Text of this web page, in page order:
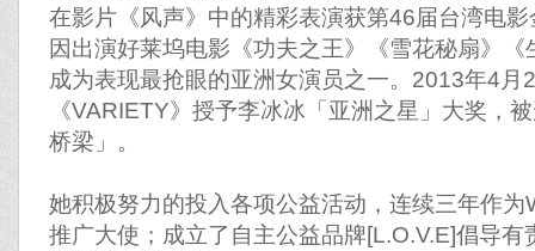
在影片《风声》中的精彩表演获第46届台湾电
因出演好莱坞电影《功夫之王》《雪花秘扇》
成为表现最抢眼的亚洲女演员之一。2013年4月
《VARIETY》授予李冰冰「亚洲之星」大奖，
桥梁」。
她积极努力的投入各项公益活动，连续三年作为
推广大使；成立了自主公益品牌[L.O.V.E]倡导